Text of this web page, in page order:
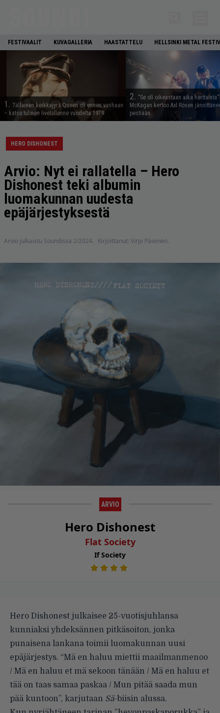
FESTIVAALIT KUVAGALLERIA HAASTATTELU HELLSINKI METAL
1. Tällainen keikkajyrä Queen oli ennen vanhaan
– katso tulinen livetallenne vuodelta 1979
2. ”Se oli oikeastaan aika
McKagan kertoo Axl Rosen
pestiään
HERO DISHONEST
Arvio: Nyt ei rallatella – Hero
Dishonest teki albumin
luomakunnan uudesta
epäjärjestyksestä
Arvio julkaistu Soundissa 2/2024. Kirjoittanut: Virpi Päivinen.
ARVIO
Hero Dishonest
Flat Society
If Society
Hero Dishonest julkaisee 25-vuotisjuhlansa
kunniaksi yhdeksännen pitkäsoiton, jonka
punaisena lankana toimii luomakunnan uusi
epäjärjestys. “Mä en haluu miettii maailmanmenoo
/ Mä en haluu et mä sekoon tänään / Mä en haluu et
tää on taas samaa paskaa / Mun pitää saada mun
pää kuntoon”, karjutaan Sä-biisin alussa.